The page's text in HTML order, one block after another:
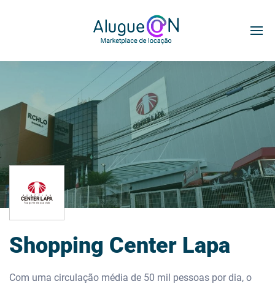
Shopping Center Lapa
Com uma circulação média de 50 mil pessoas por dia, o